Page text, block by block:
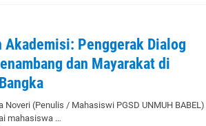
Akademisi: Penggerak Dialog
dan Mayarakat di
Noveri (Penulis / Mahasiswi PGSD UNMUH BABEL)
mahasiswa …